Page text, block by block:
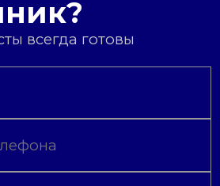
всегда готовы